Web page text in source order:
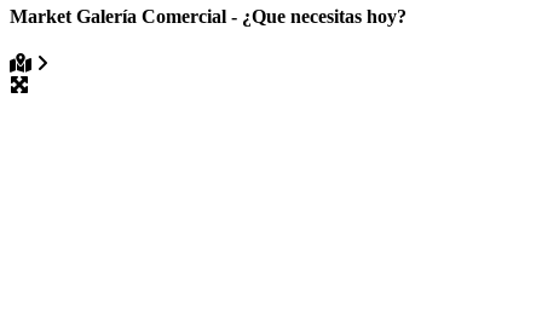
Market Galería Comercial - ¿Que necesitas hoy?